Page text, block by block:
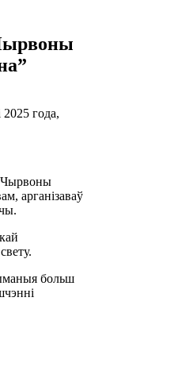
года,
арганізаваў
больш